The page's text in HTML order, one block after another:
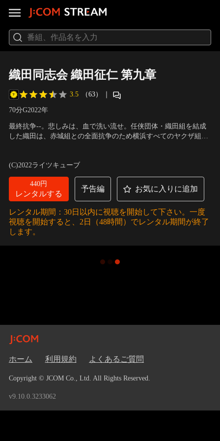
織田同志会 織田征仁 第九章
3.5 （63） ｜
70分G2022年
最終抗争--。悲しみは、血で洗い流せ。任侠団体・織田組を結成
した織田は、赤城組との全面抗争のため横浜すべてのヤクザ組織
田に接触、織田を死なせたくない小野田は単独でその工作に加担
するが…。
(C)2022ライツキューブ
440円
レンタルする
予告編 お気に入りに追加
レンタル期間：30日以内に視聴を開始して下さい。一度
視聴を開始すると、2日（48時間）でレンタル期間が終了
します。
ホーム 利用規約 よくあるご質問
Copyright © JCOM Co., Ltd. All Rights Reserved.
v9.10.0.3233062